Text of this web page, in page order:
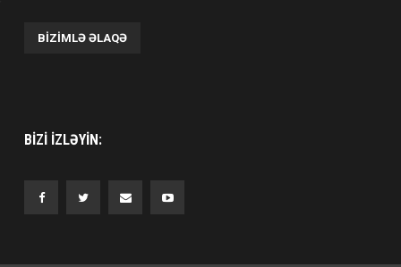
BIZIMLƏ ƏLAQƏ
BIZI IZLƏYIN: